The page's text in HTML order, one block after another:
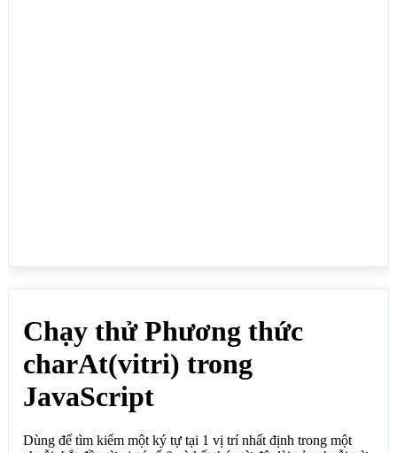
nên trả về rỗng
document.write("<b>Tìm ký tự ở vị trí 10, vì không
có vị trí thứ 10 nên trả về rỗng</b><br>");
document.write(chuoinguon.charAt(10)+"<br>"); //
Kết quả:
</script>
</html>